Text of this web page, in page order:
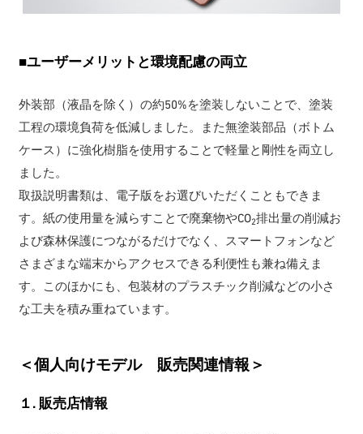
■ユーザーメリットと環境配慮の両立
外装部（液晶を除く）の約50%を塗装しないことで、塗装
工程の環境負荷を低減しました。また無塗装部品（ボトム
ケース）に強化樹脂を使用することで軽量と剛性を両立し
ました。
取扱説明書類は、電子版をお選びいただくこともできま
す。紙の使用量を減らすことで廃棄物やCO2排出量の削減お
よび森林保護につながるだけでなく、スマートフォンなど
さまざまな端末からアクセスできる利便性も兼ね備えま
す。このほかにも、包装材のプラスチック削減などの小さ
な工夫を積み重ねています。
＜個人向けモデル 販売関連情報＞
１. 販売店情報